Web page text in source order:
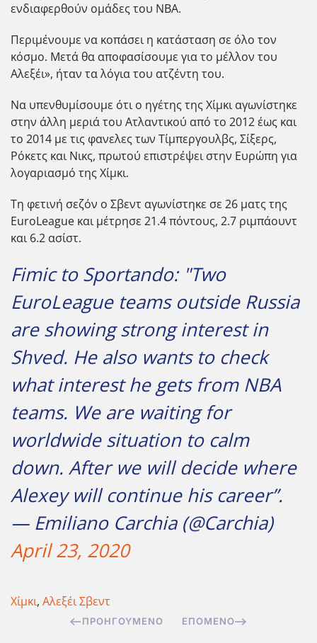
ενδιαφερθούν ομάδες του ΝΒΑ.
Περιμένουμε να κοπάσει η κατάσταση σε όλο τον
κόσμο. Μετά θα αποφασίσουμε για το μέλλον του
Αλεξέι», ήταν τα λόγια του ατζέντη του.
Να υπενθυμίσουμε ότι ο ηγέτης της Χίμκι αγωνίστηκε
στην άλλη μεριά του Ατλαντικού από το 2012 έως και
το 2014 με τις φανελες των Τίμπεργουλβς, Σίξερς,
Ρόκετς και Νικς, πρωτού επιστρέψει στην Ευρώπη για
λογαριασμό της Χίμκι.
Τη φετινή σεζόν ο Σβεντ αγωνίστηκε σε 26 ματς της
EuroLeague και μέτρησε 21.4 πόντους, 2.7 ριμπάουντ
και 6.2 ασίστ.
Fimic to Sportando: "Two
EuroLeague teams outside Russia
are showing strong interest in
Shved. He also wants to check
what interest he gets from NBA
teams. We are waiting for
worldwide situation to calm
down. After we will decide where
Alexey will continue his career”.
— Emiliano Carchia (@Carchia)
April 23, 2020
Χίμκι, Αλεξέι Σβεντ
ΠΡΟΗΓΟΎΜΕΝΟ ΕΠΌΜΕΝΟ